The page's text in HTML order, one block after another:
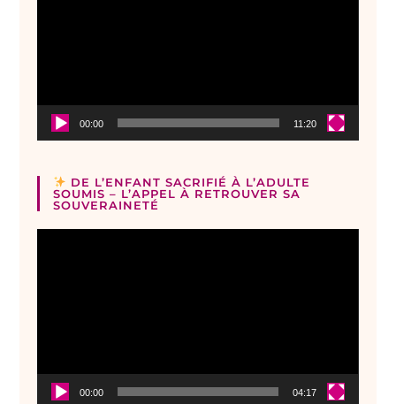
00:00 11:20
DE L’ENFANT SACRIFIÉ À L’ADULTE
SOUMIS – L’APPEL À RETROUVER SA
SOUVERAINETÉ
00:00 04:17